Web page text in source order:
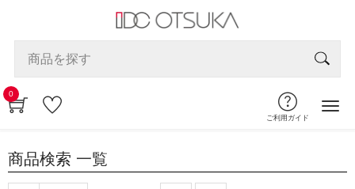
0
ご利用ガイド
商品検索 一覧